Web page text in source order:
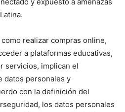
realizar compras online,
a plataformas educativas,
servicios, implican el
datos personales y
con la definición del
los datos personales